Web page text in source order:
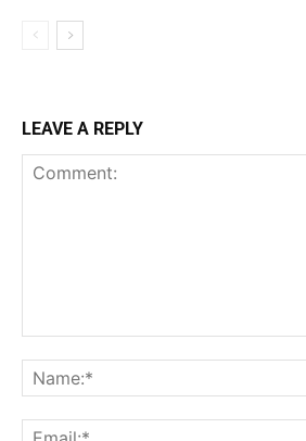
LEAVE A REPLY